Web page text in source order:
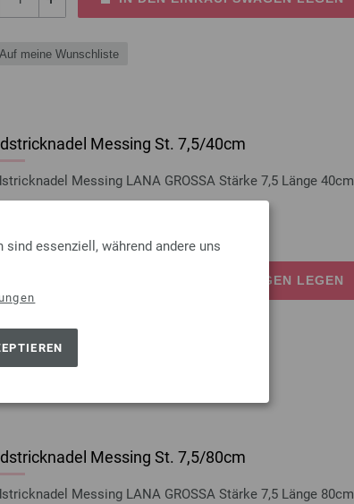
essenziell, während andere uns
Auf meine Wunschliste
Messing St. 7,5/40cm
Messing LANA GROSSA Stärke 7,5 Länge 40cm
IN DEN EINKAUFSWAGEN LEGEN
Messing St. 7,5/80cm
Messing LANA GROSSA Stärke 7,5 Länge 80cm